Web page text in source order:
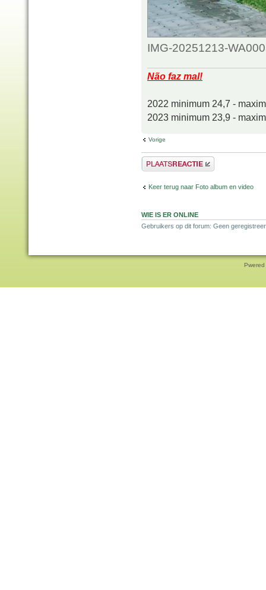
IMG-20251213-
Não faz mal!
2022 minimum 24,7 -
2023 minimum 23,9 -
Vorige
Plaats een reactie
Keer terug naar Foto album en video
WIE IS ER ONLINE
Gebruikers op dit forum: Geen